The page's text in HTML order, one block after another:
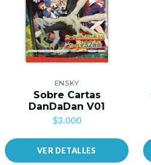
ENSKY
Sobre Cartas
DanDaDan V01
$3.000
VER DETALLES